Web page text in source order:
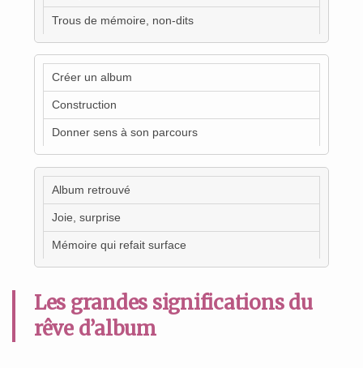
Trous de mémoire, non-dits
Créer un album
Construction
Donner sens à son parcours
Album retrouvé
Joie, surprise
Mémoire qui refait surface
Les grandes significations du
rêve d’album